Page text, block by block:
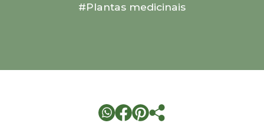
#Plantas medicinais